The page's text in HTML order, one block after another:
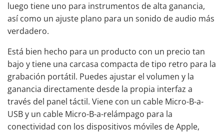
luego tiene uno para instrumentos de alta ganancia,
así como un ajuste plano para un sonido de audio más
verdadero.
Está bien hecho para un producto con un precio tan
bajo y tiene una carcasa compacta de tipo retro para la
grabación portátil. Puedes ajustar el volumen y la
ganancia directamente desde la propia interfaz a
través del panel táctil. Viene con un cable Micro-B-a-
USB y un cable Micro-B-a-relámpago para la
conectividad con los dispositivos móviles de Apple,